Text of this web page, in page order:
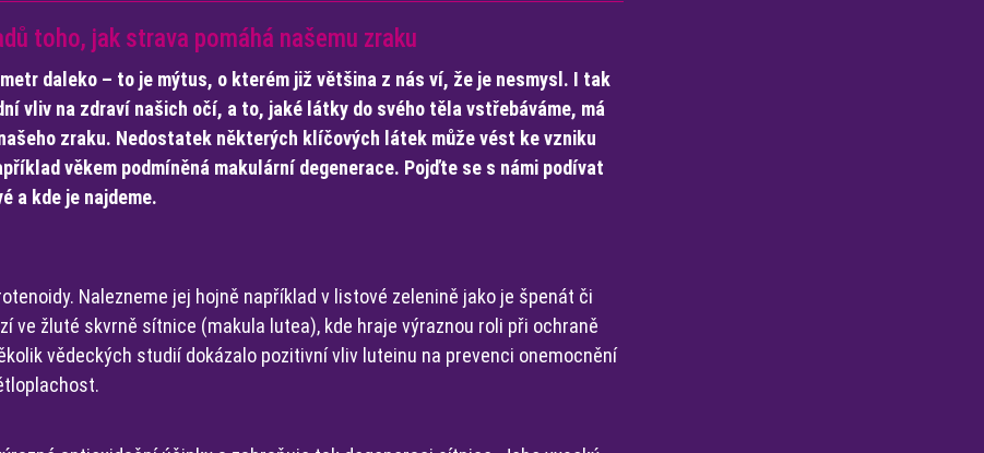
toho, jak strava pomáhá našemu zraku
daleko – to je mýtus, o kterém již většina z nás ví, že je nesmysl. I tak
vliv na zdraví našich očí, a to, jaké látky do svého těla vstřebáváme, má
zraku. Nedostatek některých klíčových látek může vést ke vzniku
věkem podmíněná makulární degenerace. Pojďte se s námi podívat
a kde je najdeme.
Nalezneme jej hojně například v listové zelenině jako je špenát či
ve žluté skvrně sítnice (makula lutea), kde hraje výraznou roli při ochraně
vědeckých studií dokázalo pozitivní vliv luteinu na prevenci onemocnění